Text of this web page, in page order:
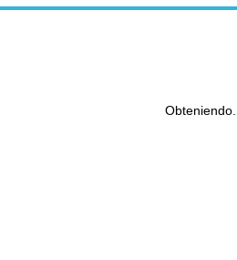
Obteniendo...